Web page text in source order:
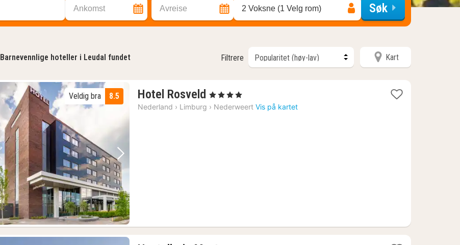
Ankomst Avreise 2 Voksne (1 Velg rom) Søk
Barnevennlige hoteller i Leudal fundet Filtrere Kart
Forrige bilde Neste bilde
8.5
Veldig bra Hotel Rosveld 1
natt
, 4 Stjerner
Nederland › Limburg › Nederweert Vis på kartet